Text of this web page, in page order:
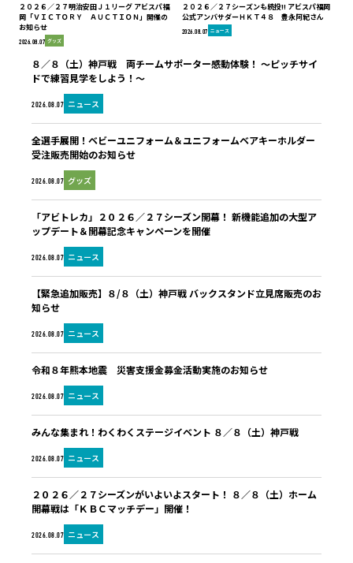
２０２６／２７明治安田Ｊ１リーグ アビスパ福
岡「ＶＩＣＴＯＲＹ ＡＵＣＴＩＯＮ」開催の
お知らせ
2026.08.07 グッズ
２０２６／２７シーズンも続投!! アビスパ福岡
公式アンバサダーＨＫＴ４８ 豊永阿紀さん
2026.08.07 ニュース
2026.08.07 ニュース
８／８（土）神戸戦 両チームサポーター感動体験！ ～ピッチサイ
ドで練習見学をしよう！～
2026.08.07 グッズ
全選手展開！ベビーユニフォーム＆ユニフォームベアキーホルダー
受注販売開始のお知らせ
2026.08.07 ニュース
「アビトレカ」２０２６／２７シーズン開幕！ 新機能追加の大型ア
ップデート＆開幕記念キャンペーンを開催
2026.08.07 ニュース
【緊急追加販売】８/８（土）神戸戦 バックスタンド立見席販売のお
知らせ
2026.08.07 ニュース
令和８年熊本地震 災害支援金募金活動実施のお知らせ
2026.08.07 ニュース
みんな集まれ！わくわくステージイベント ８／８（土）神戸戦
2026.08.07 ニュース
２０２６／２７シーズンがいよいよスタート！ ８／８（土）ホーム
開幕戦は「ＫＢＣマッチデー」開催！